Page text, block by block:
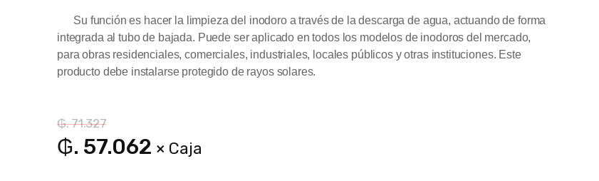
Su función es hacer la limpieza del inodoro a través de la descarga de agua, actuando de forma
integrada al tubo de bajada. Puede ser aplicado en todos los modelos de inodoros del mercado,
para obras residenciales, comerciales, industriales, locales públicos y otras instituciones. Este
producto debe instalarse protegido de rayos solares.
₲. 71.327
₲. 57.062 × Caja